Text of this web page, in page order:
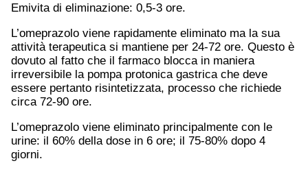
Emivita di eliminazione: 0,5-3 ore.
L’omeprazolo viene rapidamente eliminato ma la sua
attività terapeutica si mantiene per 24-72 ore. Questo è
dovuto al fatto che il farmaco blocca in maniera
irreversibile la pompa protonica gastrica che deve
essere pertanto risintetizzata, processo che richiede
circa 72-90 ore.
L’omeprazolo viene eliminato principalmente con le
urine: il 60% della dose in 6 ore; il 75-80% dopo 4
giorni.